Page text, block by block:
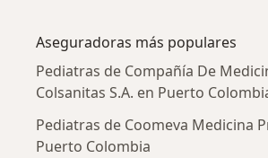
Aseguradoras más populares
Pediatras de Compañía De
Colsanitas S.A. en Puerto
Pediatras de Coomeva Medicina
Puerto Colombia